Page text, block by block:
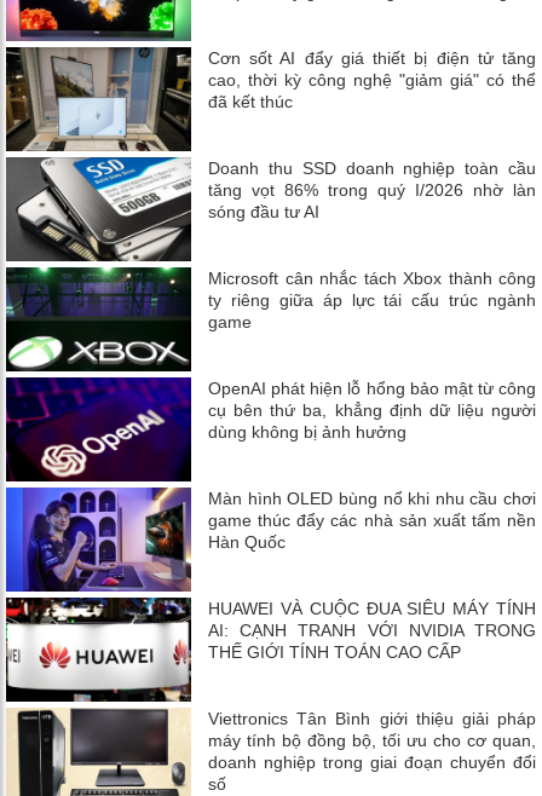
Cơn sốt AI đẩy giá thiết bị điện tử tăng
cao, thời kỳ công nghệ "giảm giá" có thể
đã kết thúc
Doanh thu SSD doanh nghiệp toàn cầu
tăng vọt 86% trong quý I/2026 nhờ làn
sóng đầu tư AI
Microsoft cân nhắc tách Xbox thành công
ty riêng giữa áp lực tái cấu trúc ngành
game
OpenAI phát hiện lỗ hổng bảo mật từ công
cụ bên thứ ba, khẳng định dữ liệu người
dùng không bị ảnh hưởng
Màn hình OLED bùng nổ khi nhu cầu chơi
game thúc đẩy các nhà sản xuất tấm nền
Hàn Quốc
HUAWEI VÀ CUỘC ĐUA SIÊU MÁY TÍNH
AI: CẠNH TRANH VỚI NVIDIA TRONG
THẾ GIỚI TÍNH TOÁN CAO CẤP
Viettronics Tân Bình giới thiệu giải pháp
máy tính bộ đồng bộ, tối ưu cho cơ quan,
doanh nghiệp trong giai đoạn chuyển đổi
số